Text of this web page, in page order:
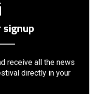
receive all the news
directly in your